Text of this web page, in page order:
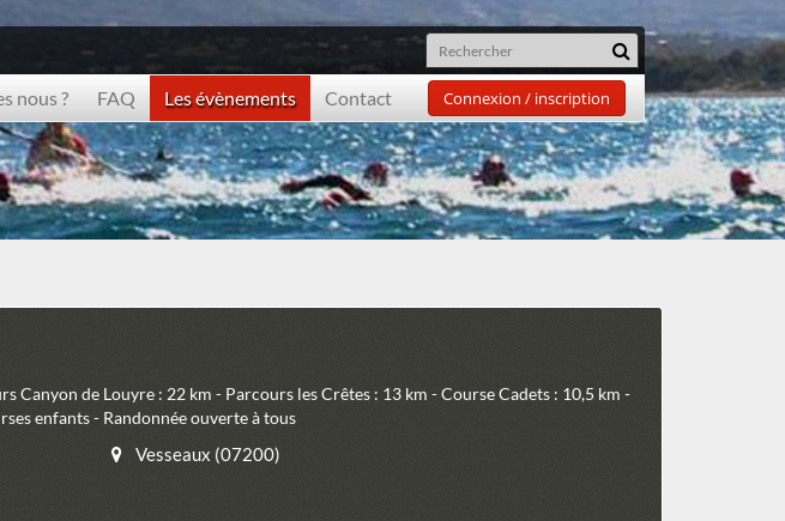
nous ? FAQ Les évènements Contact Connexion / inscription
Canyon de Louyre : 22 km - Parcours les Crêtes : 13 km - Course Cadets : 10,5 km -
enfants - Randonnée ouverte à tous
Vesseaux (07200)